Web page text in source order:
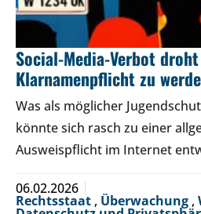
Social-Media-Verbot
Klarnamenpflicht zu
Was als möglicher
könnte sich rasch zu einer
Ausweispflicht im Internet
06.02.2026
Rechtsstaat , Überwachung ,